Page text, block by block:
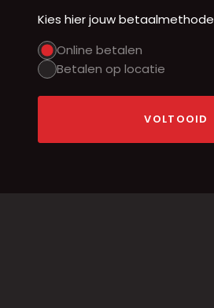
Kies hier jouw betaalmethode
Online betalen
Betalen op locatie